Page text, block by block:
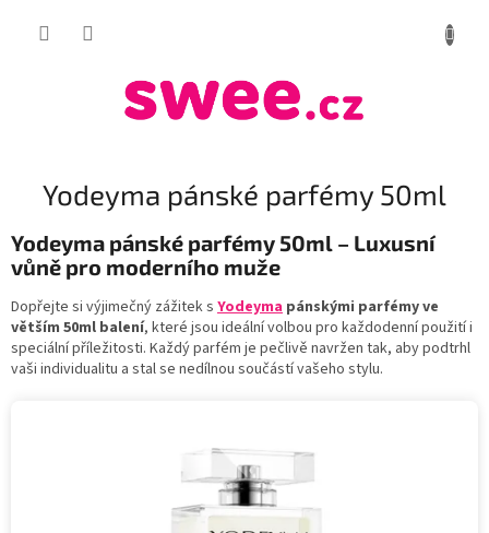
Yodeyma pánské parfémy 50ml
Yodeyma pánské parfémy 50ml – Luxusní
vůně pro moderního muže
Dopřejte si výjimečný zážitek s Yodeyma pánskými parfémy ve
větším 50ml balení, které jsou ideální volbou pro každodenní použití i
speciální příležitosti. Každý parfém je pečlivě navržen tak, aby podtrhl
vaši individualitu a stal se nedílnou součástí vašeho stylu.